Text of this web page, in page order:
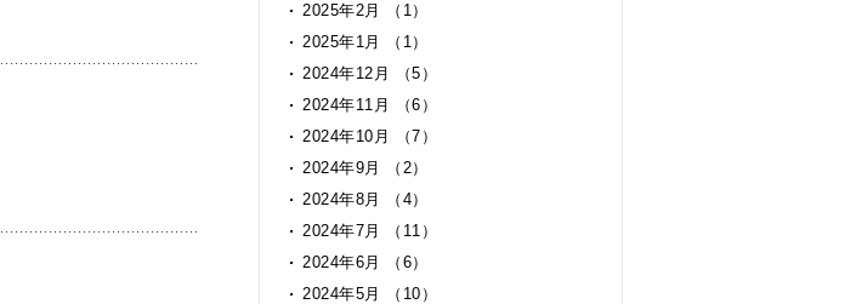
2025年2月 （1）
2025年1月 （1）
2024年12月 （5）
2024年11月 （6）
2024年10月 （7）
2024年9月 （2）
2024年8月 （4）
2024年7月 （11）
2024年6月 （6）
2024年5月 （10）